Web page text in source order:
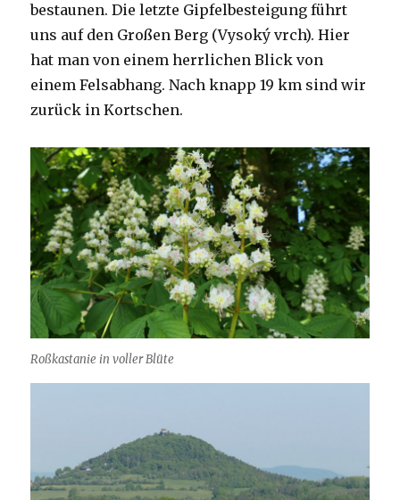
bestaunen. Die letzte Gipfelbesteigung führt
uns auf den Großen Berg (Vysoký vrch). Hier
hat man von einem herrlichen Blick von
einem Felsabhang. Nach knapp 19 km sind wir
zurück in Kortschen.
Roßkastanie in voller Blüte